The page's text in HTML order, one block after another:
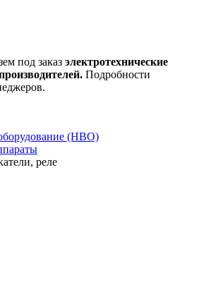
под заказ электротехнические
Подробности
(НВО)
реле